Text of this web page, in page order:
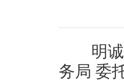
明诚
务局 委